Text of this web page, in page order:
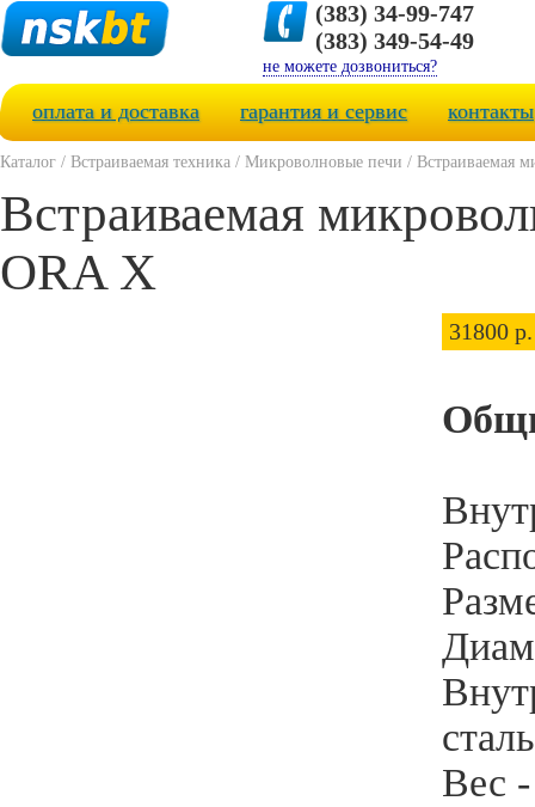
(383) 34-99-747
(383) 349-54-49
не можете дозвониться?
оплата и доставка гарантия и сервис контакты
Каталог / Встраиваемая техника / Микроволновые печи / Встраиваемая
Встраиваемая
ORA X
31800 р.
сталь
Вес